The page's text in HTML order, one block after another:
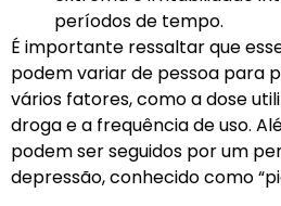
períodos de tempo.
É importante ressaltar que
podem variar de pessoa para
vários fatores, como a dose
droga e a frequência de uso.
podem ser seguidos por um
depressão, conhecido como